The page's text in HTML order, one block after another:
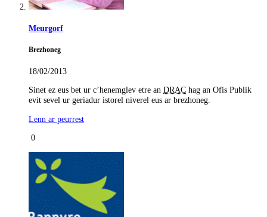
Meurgorf
Brezhoneg
18/02/2013
Sinet ez eus bet ur c’henemglev etre an DRAC hag an Ofis Publik
evit sevel ur geriadur istorel niverel eus ar brezhoneg.
Lenn ar peurrest
0